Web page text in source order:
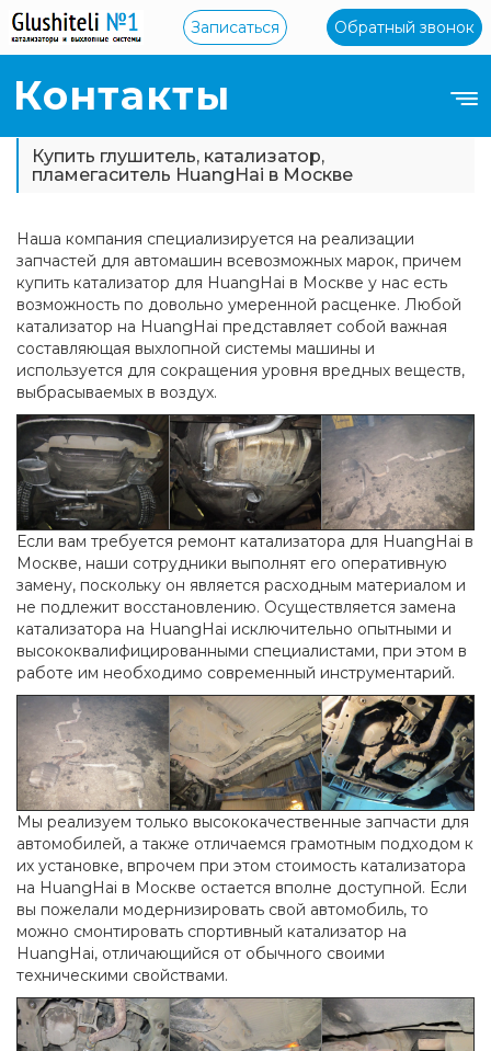
Записаться Обратный звонок
Контакты
Купить глушитель, катализатор,
пламегаситель HuangHai в Москве
Наша компания специализируется на реализации
запчастей для автомашин всевозможных марок, причем
купить катализатор для HuangHai в Москве у нас есть
возможность по довольно умеренной расценке. Любой
катализатор на HuangHai представляет собой важная
составляющая выхлопной системы машины и
используется для сокращения уровня вредных веществ,
выбрасываемых в воздух.
Если вам требуется ремонт катализатора для HuangHai в
Москве, наши сотрудники выполнят его оперативную
замену, поскольку он является расходным материалом и
не подлежит восстановлению. Осуществляется замена
катализатора на HuangHai исключительно опытными и
высококвалифицированными специалистами, при этом в
работе им необходимо современный инструментарий.
Мы реализуем только высококачественные запчасти для
автомобилей, а также отличаемся грамотным подходом к
их установке, впрочем при этом стоимость катализатора
на HuangHai в Москве остается вполне доступной. Если
вы пожелали модернизировать свой автомобиль, то
можно смонтировать спортивный катализатор на
HuangHai, отличающийся от обычного своими
техническими свойствами.